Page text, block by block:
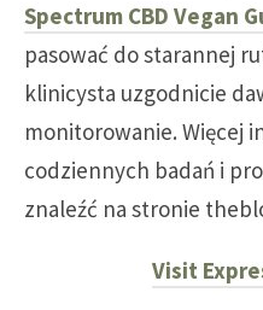
Spectrum CBD Vegan
pasować do starannej
klinicysta uzgodnicie
monitorowanie. Więcej
codziennych badań i
znaleźć na stronie
Visit